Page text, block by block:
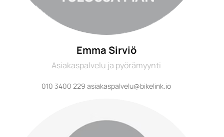
Emma Sirviö
Asiakaspalvelu ja pyörämyynti
010 3400 229 asiakaspalvelu@bikelink.io